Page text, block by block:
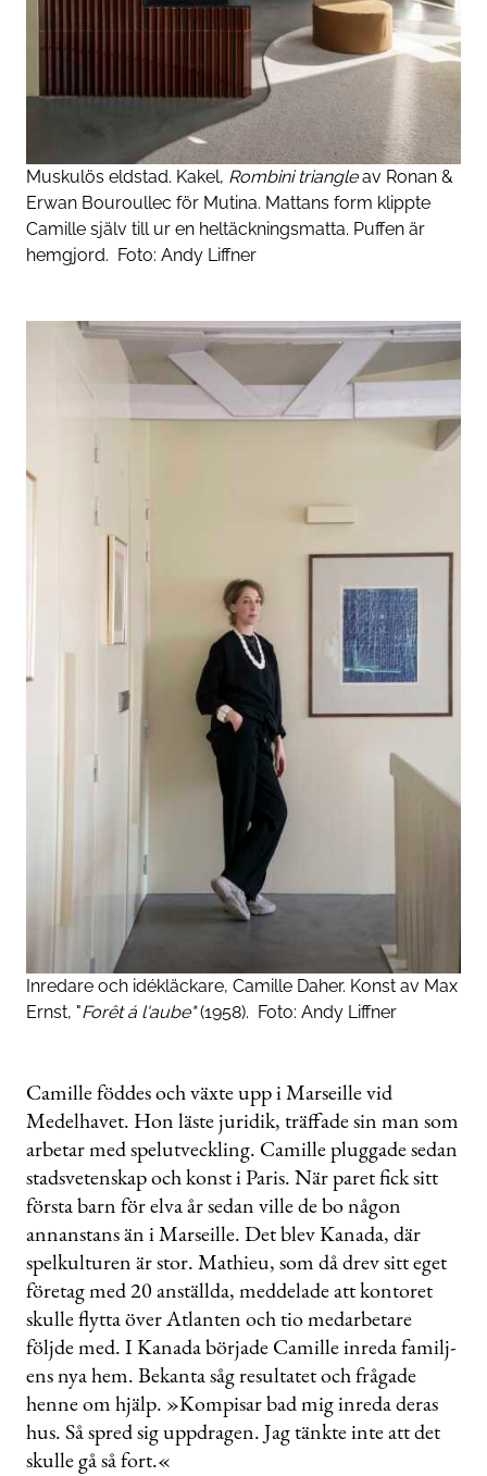
Muskulös eldstad. Kakel, Rombini triangleav Ronan &
Erwan Bouroullec för Mutina. Mattans form klippte
Camille själv till ur en heltäckningsmatta. Puffen är
hemgjord. Foto: Andy Liffner
Inredare och idékläckare, Camille Daher. Konst av Max
Ernst, "Forêt á l'aube"(1958). Foto: Andy Liffner
Camille föddes och växte upp i Marseille vid
Medelhavet. Hon läste juridik, träffade sin man som
arbetar med spelutveckling. Camille pluggade sedan
stadsvetenskap och konst i Paris. När paret fick sitt
första barn för elva år sedan ville de bo någon
annanstans än i Marseille. Det blev Kanada, där
spelkulturen är stor. Mathieu, som då drev sitt eget
företag med 20 anställda, meddelade att kontoret
skulle flytta över Atlanten och tio medarbetare
följde med. I Kanada började Camille inreda familj­
ens nya hem. Bekanta såg resultatet och frågade
henne om hjälp. »Kompisar bad mig inreda deras
hus. Så spred sig uppdragen. Jag tänkte inte att det
skulle gå så fort.«